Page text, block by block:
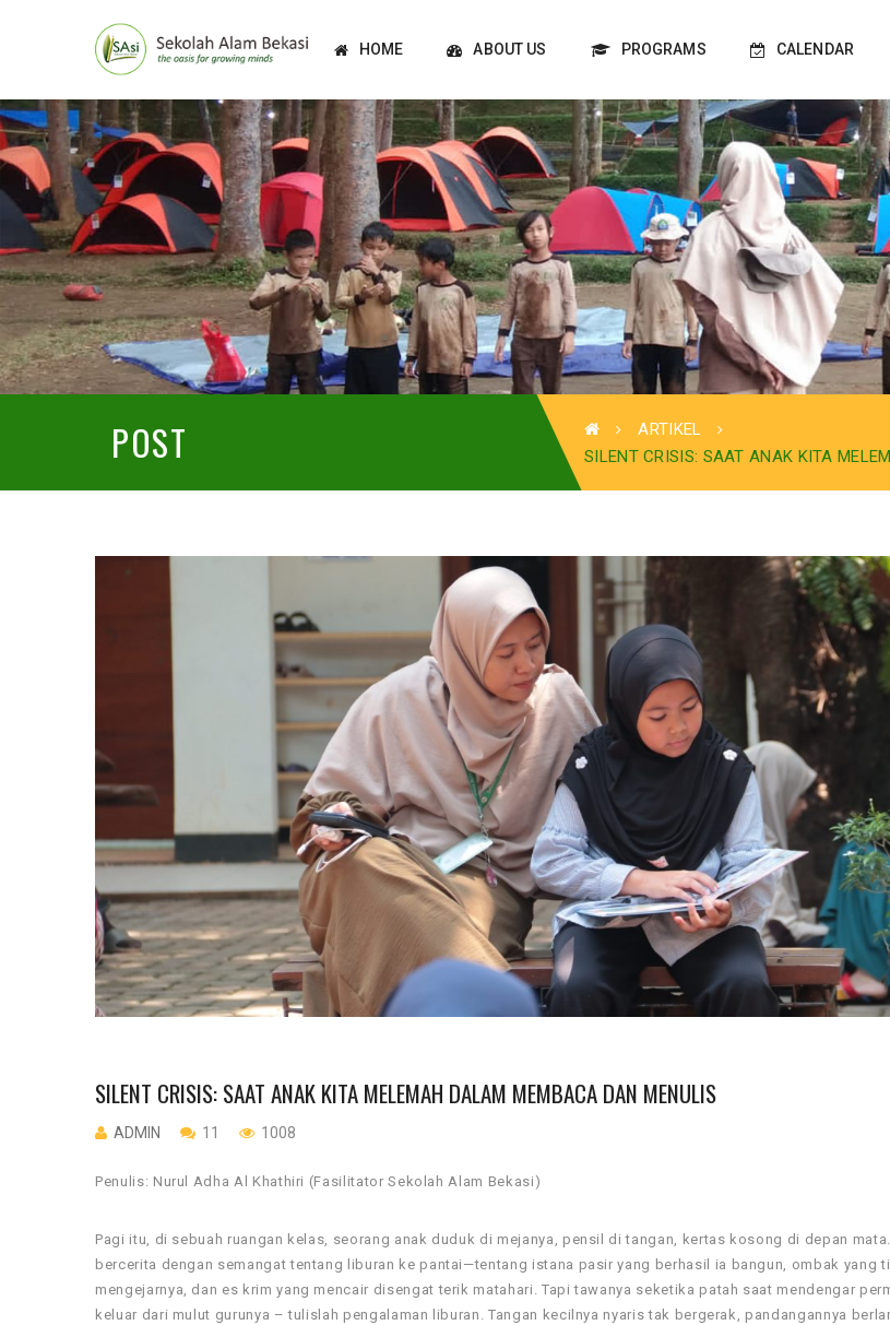
HOME ABOUT US PROGRAMS CALENDAR
POST
ARTIKEL
SILENT CRISIS: SAAT ANAK KITA
SILENT CRISIS: SAAT ANAK KITA MELEMAH DALAM MEMBACA DAN MENULIS
ADMIN 11 1008
Penulis: Nurul Adha Al Khathiri (Fasilitator Sekolah Alam Bekasi)
Pagi itu, di sebuah ruangan kelas, seorang anak duduk di mejanya, pensil di tangan, kertas kosong di depan
bercerita dengan semangat tentang liburan ke pantai—tentang istana pasir yang berhasil ia bangun, ombak yang
mengejarnya, dan es krim yang mencair disengat terik matahari. Tapi tawanya seketika patah saat mendengar
keluar dari mulut gurunya – tulislah pengalaman liburan. Tangan kecilnya nyaris tak bergerak, pandangannya